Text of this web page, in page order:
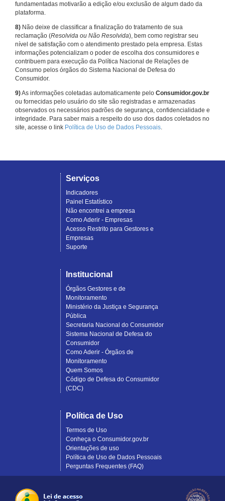
fundamentadas motivarão a edição e/ou exclusão de algum dado da
plataforma.
8) Não deixe de classificar a finalização do tratamento de sua
reclamação (Resolvida ou Não Resolvida), bem como registrar seu
nível de satisfação com o atendimento prestado pela empresa. Estas
informações potencializam o poder de escolha dos consumidores e
contribuem para execução da Política Nacional de Relações de
Consumo pelos órgãos do Sistema Nacional de Defesa do
Consumidor.
9)As informações coletadas automaticamente pelo Consumidor.gov.br
ou fornecidas pelo usuário do site são registradas e armazenadas
observados os necessários padrões de segurança, confidencialidade e
integridade. Para saber mais a respeito do uso dos dados coletados no
site, acesse o link Política de Uso de Dados Pessoais.
Serviços
Indicadores
Painel Estatístico
Não encontrei a empresa
Como Aderir - Empresas
Acesso Restrito para Gestores e
Empresas
Suporte
Institucional
Órgãos Gestores e de
Monitoramento
Ministério da Justiça e Segurança
Pública
Secretaria Nacional do Consumidor
Sistema Nacional de Defesa do
Consumidor
Como Aderir - Órgãos de
Monitoramento
Quem Somos
Código de Defesa do Consumidor
(CDC)
Política de Uso
Termos de Uso
Conheça o Consumidor.gov.br
Orientações de uso
Política de Uso de Dados Pessoais
Perguntas Frequentes (FAQ)